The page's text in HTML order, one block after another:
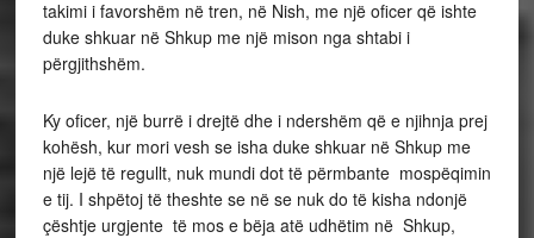
takimi i favorshëm në tren, në Nish, me një oficer që ishte
duke shkuar në Shkup me një mison nga shtabi i
përgjithshëm.
Ky oficer, një burrë i drejtë dhe i ndershëm që e njihnja prej
kohësh, kur mori vesh se isha duke shkuar në Shkup me
një lejë të regullt, nuk mundi dot të përmbante mospëqimin
e tij. I shpëtoj të theshte se në se nuk do të kisha ndonjë
çështje urgjente të mos e bëja atë udhëtim në Shkup,